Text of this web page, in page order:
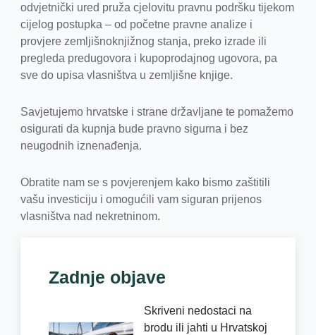
odvjetnički ured pruža cjelovitu pravnu podršku tijekom
cijelog postupka – od početne pravne analize i
provjere zemljišnoknjižnog stanja, preko izrade ili
pregleda predugovora i kupoprodajnog ugovora, pa
sve do upisa vlasništva u zemljišne knjige.
Savjetujemo hrvatske i strane državljane te pomažemo
osigurati da kupnja bude pravno sigurna i bez
neugodnih iznenađenja.
Obratite nam se s povjerenjem kako bismo zaštitili
vašu investiciju i omogućili vam siguran prijenos
vlasništva nad nekretninom.
Zadnje objave
Skriveni nedostaci na
brodu ili jahti u Hrvatskoj